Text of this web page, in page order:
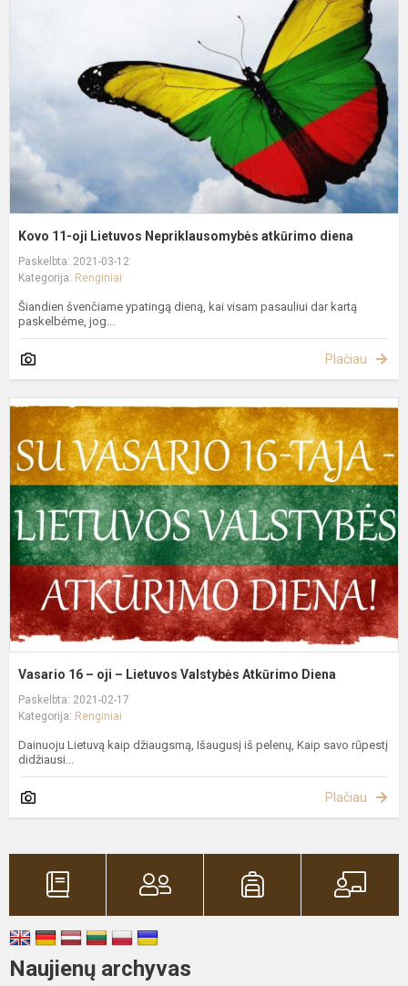
Kovo 11-oji Lietuvos Nepriklausomybės atkūrimo diena
Paskelbta: 2021-03-12
Kategorija: Renginiai
Šiandien švenčiame ypatingą dieną, kai visam pasauliui dar kartą
paskelbėme, jog...
Plačiau
Vasario 16 – oji – Lietuvos Valstybės Atkūrimo Diena
Paskelbta: 2021-02-17
Kategorija: Renginiai
Dainuoju Lietuvą kaip džiaugsmą, Išaugusį iš pelenų, Kaip savo rūpestį
didžiausi...
Plačiau
Naujienų archyvas